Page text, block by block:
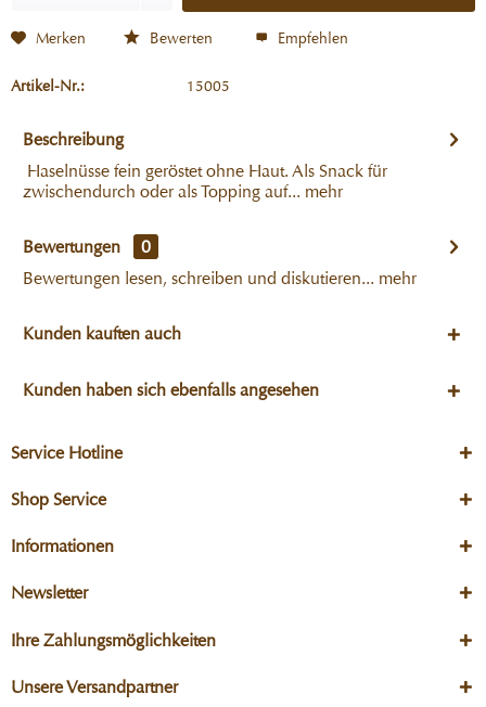
Merken Bewerten Empfehlen
Artikel-Nr.: 15005
Beschreibung
Haselnüsse fein geröstet ohne Haut. Als Snack für
zwischendurch oder als Topping auf... mehr
Bewertungen
0
Bewertungen lesen, schreiben und diskutieren... mehr
Kunden kauften auch
Kunden haben sich ebenfalls angesehen
Service Hotline
Shop Service
Informationen
Newsletter
Ihre Zahlungsmöglichkeiten
Unsere Versandpartner